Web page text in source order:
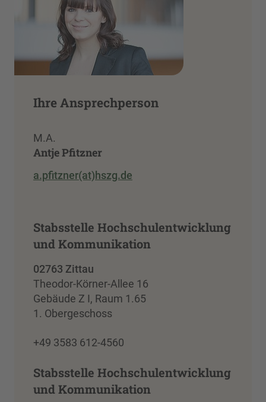
Ihre Ansprechperson
M.A.
Antje Pfitzner
a.pfitzner(at)hszg.de
Stabsstelle Hochschulentwicklung
und Kommunikation
02763 Zittau
Theodor-Körner-Allee 16
Gebäude Z I, Raum 1.65
1. Obergeschoss
+49 3583 612-4560
Stabsstelle Hochschulentwicklung
und Kommunikation